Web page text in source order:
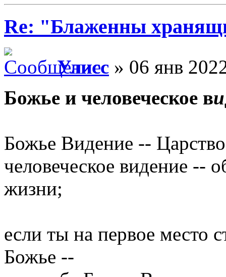
Re: "Блаженны
Улисс » 06 янв
Божье и человеческое ви
Божье Видение --
человеческое видение --
жизни;
если ты на первое место
Божье --